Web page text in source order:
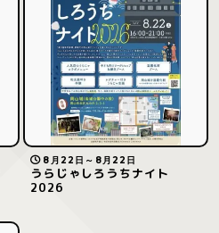
8月22日～8月22日
うらじゃしろうちナイト
2026